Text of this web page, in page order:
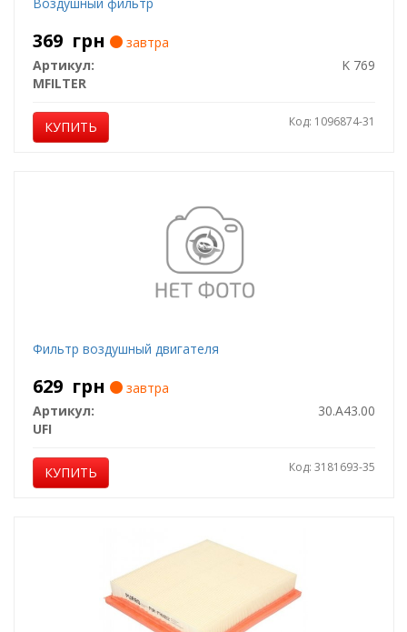
369 грн
завтра
Артикул:
K 769
MFILTER
КУПИТЬ Код: 1096874-31
Фильтр воздушный двигателя
629 грн
завтра
Артикул:
30.A43.00
UFI
КУПИТЬ Код: 3181693-35